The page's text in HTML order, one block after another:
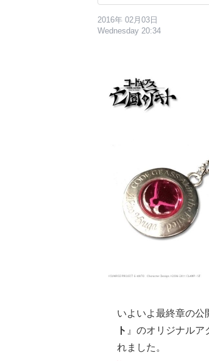
2016年 02月03日
Wednesday 20:34
いよいよ最終章の公
ト 』のオリジナル
れました。